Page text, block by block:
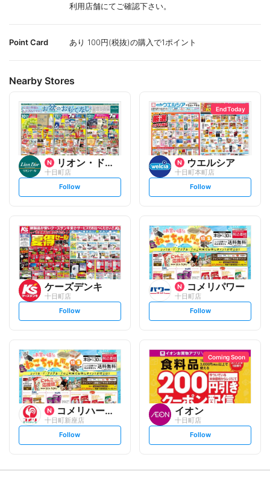
利用店舗にてご確認下さい。
Point Card あり 100円(税抜)の購入で1ポイント
Nearby Stores
リオン・ドール
十日町店
s
t
l
o
w
Follow
End Today
ウエルシア
十日町本町店
s
t
l
o
w
Follow
ケーズデンキ
十日町店
s
t
l
o
w
Follow
コメリパワー
十日町店
s
t
l
o
w
Follow
コメリハード&グリーン
十日町新座店
s
t
Follow
Coming Soon
イオン
十日町店
s
t
Follow